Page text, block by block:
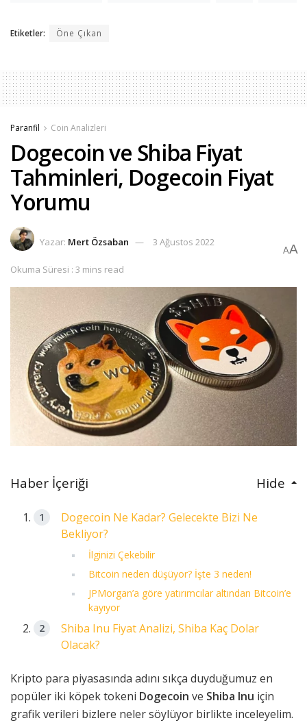
Etiketler: Öne Çıkan
Paranfil Coin Analizleri
Dogecoin ve Shiba Fiyat
Tahminleri, Dogecoin Fiyat
Yorumu
Yazar: Mert Özsaban 3 Ağustos 2022
Okuma Süresi : 3 mins read
AA
Haber İçeriği Hide
Dogecoin Ne Kadar? Gelecekte Bizi Ne
Bekliyor?
İlginizi Çekebilir
Bitcoin neden düşüyor? İşte 3 neden!
JPMorgan’a göre yatırımcılar altından Bitcoin’e
kayıyor
Shiba Inu Fiyat Analizi, Shiba Kaç Dolar
Olacak?
Kripto para piyasasında adını sıkça duyduğumuz en
popüler iki köpek tokeni Dogecoin ve Shiba Inu için
grafik verileri bizlere neler söylüyor birlikte inceleyelim.